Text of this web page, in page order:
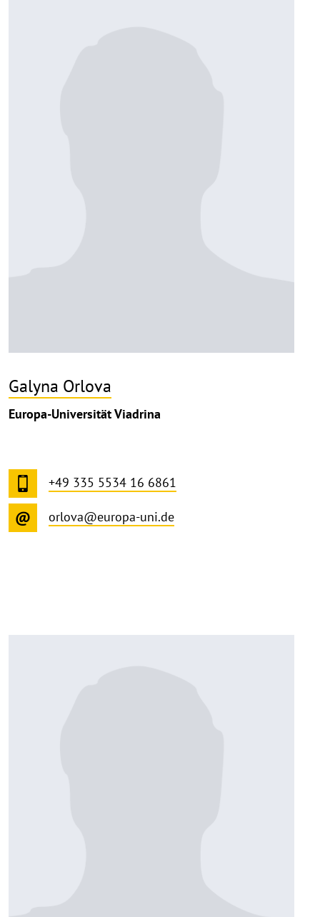
Galyna Orlova
Europa-Universität Viadrina
+49 335 5534 16 6861
orlova@europa-uni.de